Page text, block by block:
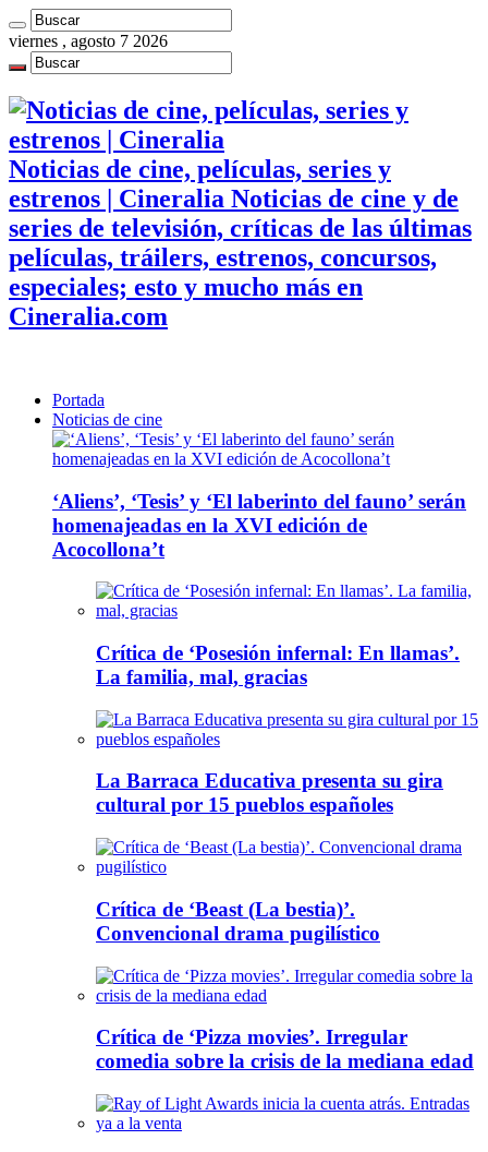
viernes , agosto 7 2026
Noticias de cine, películas, series y
estrenos | Cineralia Noticias de cine y de
series de televisión, críticas de las últimas
películas, tráilers, estrenos, concursos,
especiales; esto y mucho más en
Cineralia.com
Portada
Noticias de cine
‘Aliens’, ‘Tesis’ y ‘El laberinto del fauno’ serán
homenajeadas en la XVI edición de
Acocollona’t
Crítica de ‘Posesión infernal: En llamas’.
La familia, mal, gracias
La Barraca Educativa presenta su gira
cultural por 15 pueblos españoles
Crítica de ‘Beast (La bestia)’.
Convencional drama pugilístico
Crítica de ‘Pizza movies’. Irregular
comedia sobre la crisis de la mediana edad